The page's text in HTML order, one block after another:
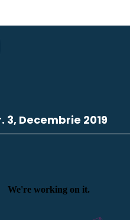
3, Decembrie 2019